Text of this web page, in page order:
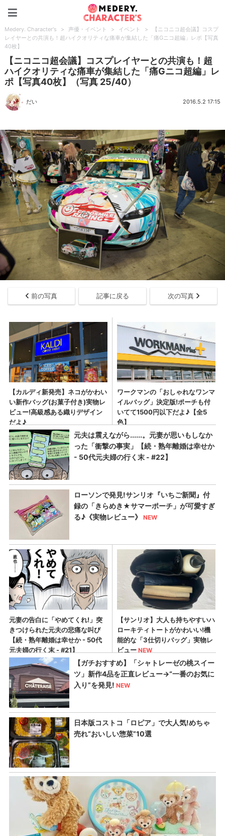
Medery. Character's > 声優・イベント > イベント >
【ニコニコ超会議】コスプ
レイヤーとの共演も！超ハイクオリティな痛車が集結した「痛Gニコ超編」レポ【写真
40枚】
【ニコニコ超会議】コスプレイヤーとの共演も！超
ハイクオリティな痛車が集結した「痛Gニコ超編」レ
ポ【写真40枚】（写真 25/40）
だい 2016.5.2 17:15
前の写真 記事に戻る 次の写真